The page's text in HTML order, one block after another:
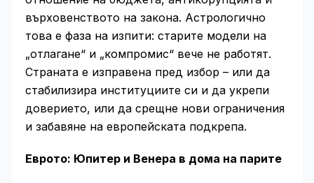
върховенството на закона. Астрологично
това е фаза на изпити: старите модели на
„отлагане“ и „компромис“ вече не работят.
Страната е изправена пред избор – или да
стабилизира институциите си и да укрепи
доверието, или да срещне нови ограничения
и забавяне на европейската подкрепа.
Еврото: Юпитер и Венера в дома на парите